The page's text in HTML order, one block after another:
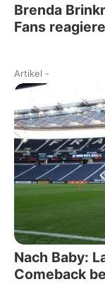
Brenda
Fans
Artikel -
Nach Baby:
Comeback